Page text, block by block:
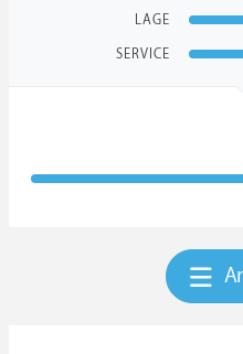
LAGE
SERVICE